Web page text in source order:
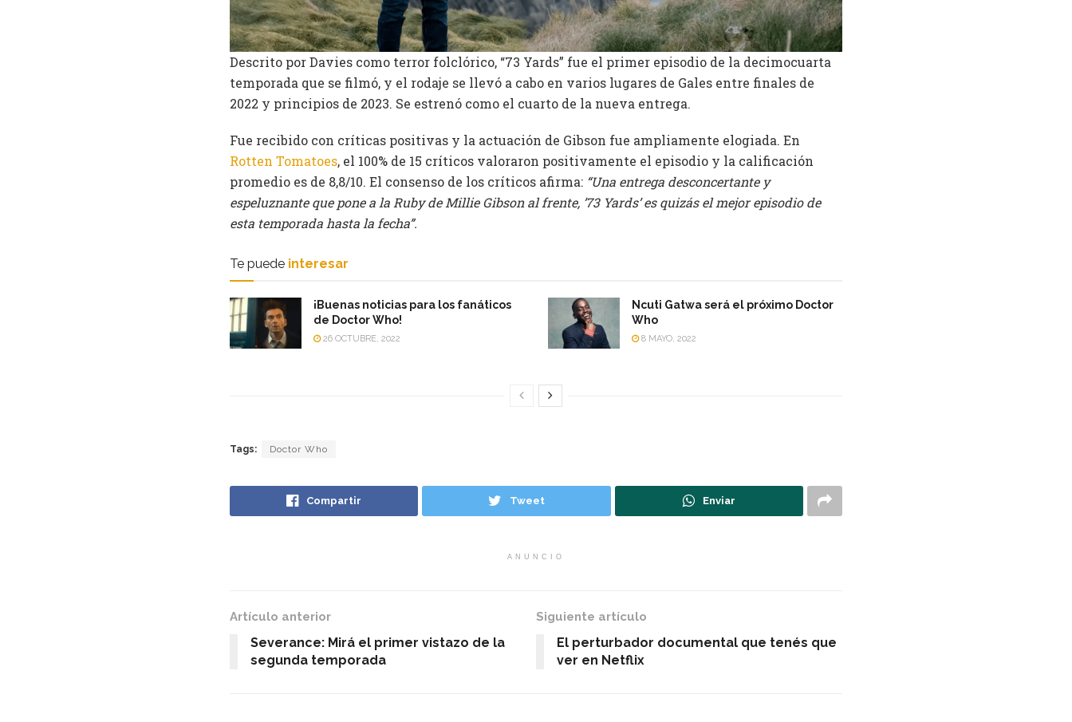
Descrito por Davies como terror folclórico, “73 Yards” fue el primer episodio de la decimocuarta
temporada que se filmó, y el rodaje se llevó a cabo en varios lugares de Gales entre finales de
2022 y principios de 2023. Se estrenó como el cuarto de la nueva entrega.
Fue recibido con críticas positivas y la actuación de Gibson fue ampliamente elogiada. En
Rotten Tomatoes, el 100% de 15 críticos valoraron positivamente el episodio y la calificación
promedio es de 8,8/10. El consenso de los críticos afirma: “Una entrega desconcertante y
espeluznante que pone a la Ruby de Millie Gibson al frente, ’73 Yards’ es quizás el mejor episodio de
esta temporada hasta la fecha”.
Te puede interesar
¡Buenas noticias para los fanáticos
de Doctor Who!
26 OCTUBRE, 2022
Ncuti Gatwa será el próximo Doctor
Who
8 MAYO, 2022
Tags: Doctor Who
Compartir Tweet Enviar
ANUNCIO
Artículo anterior
Severance: Mirá el primer vistazo de la
segunda temporada
Siguiente artículo
El perturbador documental que tenés que
ver en Netflix